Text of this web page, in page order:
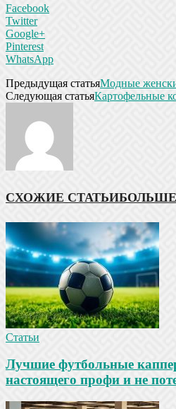
Facebook
Twitter
Google+
Pinterest
WhatsApp
Предыдущая статьяМодные
Следующая статьяКартофельные
СХОЖИЕ СТАТЬИБОЛЬШЕ
Статьи
Лучшие футбольные
настоящего профи и не